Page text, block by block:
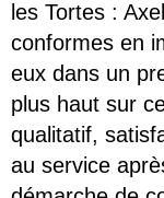
les Tortes :
conformes en
eux dans un
plus haut sur
qualitatif,
au service